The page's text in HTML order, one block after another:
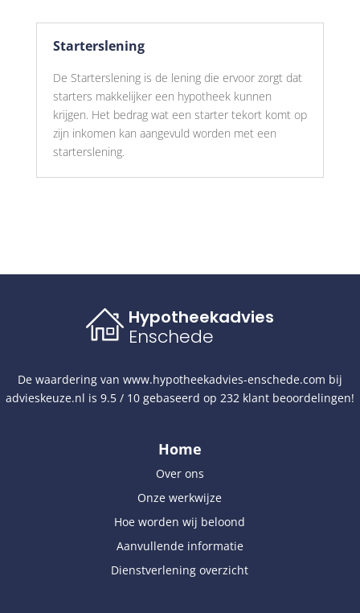
Starterslening
De Starterslening is de lening die ervoor zorgt dat
starters makkelijker een hypotheek kunnen
krijgen. Het bedrag wat een starter tekort komt op
zijn inkomen kan aangevuld worden met een
starterslening.
Hypotheekadvies
Enschede
De waardering van www.hypotheekadvies-enschede.com bij
advieskeuze.nl is 9.5 / 10 gebaseerd op 232 klant beoordelingen!
Home
Over ons
Onze werkwijze
Hoe worden wij beloond
Aanvullende informatie
Dienstverlening overzicht